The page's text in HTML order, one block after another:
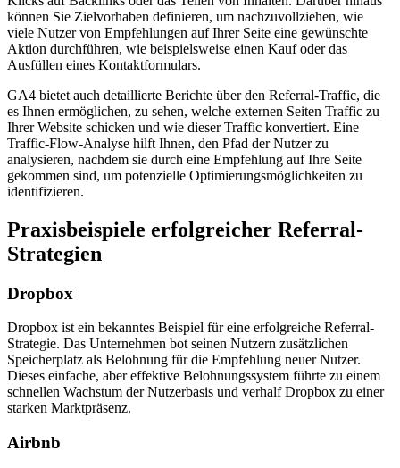
können Sie Zielvorhaben definieren, um nachzuvollziehen, wie
viele Nutzer von Empfehlungen auf Ihrer Seite eine gewünschte
Aktion durchführen, wie beispielsweise einen Kauf oder das
Ausfüllen eines Kontaktformulars.
GA4 bietet auch detaillierte Berichte über den Referral-Traffic, die
es Ihnen ermöglichen, zu sehen, welche externen Seiten Traffic zu
Ihrer Website schicken und wie dieser Traffic konvertiert. Eine
Traffic-Flow-Analyse hilft Ihnen, den Pfad der Nutzer zu
analysieren, nachdem sie durch eine Empfehlung auf Ihre Seite
gekommen sind, um potenzielle Optimierungsmöglichkeiten zu
identifizieren.
Praxisbeispiele erfolgreicher Referral-
Strategien
Dropbox
Dropbox ist ein bekanntes Beispiel für eine erfolgreiche Referral-
Strategie. Das Unternehmen bot seinen Nutzern zusätzlichen
Speicherplatz als Belohnung für die Empfehlung neuer Nutzer.
Dieses einfache, aber effektive Belohnungssystem führte zu einem
schnellen Wachstum der Nutzerbasis und verhalf Dropbox zu einer
starken Marktpräsenz.
Airbnb